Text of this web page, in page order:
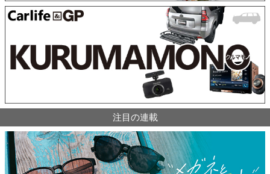
注目の連載